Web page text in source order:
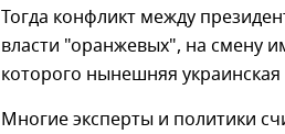
Тогда конфликт между
власти "оранжевых", на смену
которого нынешняя
Многие эксперты и политики